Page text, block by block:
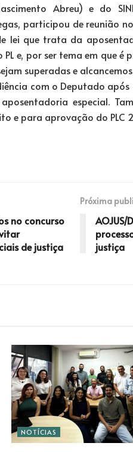
Abreu) e do
participou de reunião
lei que trata da
e, por ser tema em que
superadas e
com o Deputado
especial.
e para aprovação do PLC
no concurso
de justiça
Próxima
AOJUS/
justiça
NOTÍCIAS